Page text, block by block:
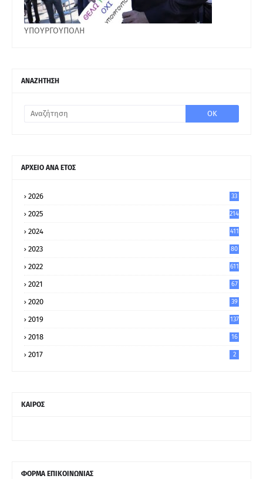
ΥΠΟΥΡΓΟΥΠΟΛΗ
ΑΝΑΖΗΤΗΣΗ
ΑΡΧΕΙΟ ΑΝΑ ΕΤΟΣ
2026 33
2025 214
2024 411
2023
80
2022 611
2021
67
2020
39
2019 137
2018 16
2017 2
ΚΑΙΡΟΣ
ΦΟΡΜΑ ΕΠΙΚΟΙΝΩΝΙΑΣ